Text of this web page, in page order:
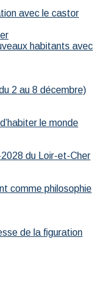
avec le castor
habitants avec
2 au 8 décembre)
le monde
du Loir-et-Cher
comme philosophie
de la figuration